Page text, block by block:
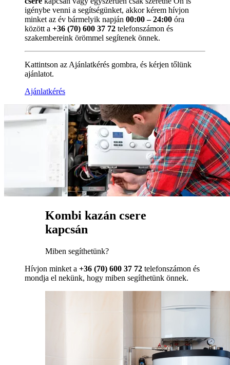
igénybe venni a segítségünket, akkor kérem hívjon
minket az év bármelyik napján 00:00 – 24:00 óra
között a +36 (70) 600 37 72 telefonszámon és
szakembereink örömmel segítenek önnek.
Kattintson az Ajánlatkérés gombra, és kérjen tőlünk
ajánlatot.
Ajánlatkérés
Kombi kazán csere
kapcsán
Miben segíthetünk?
Hívjon minket a +36 (70) 600 37 72 telefonszámon és
mondja el nekünk, hogy miben segíthetünk önnek.